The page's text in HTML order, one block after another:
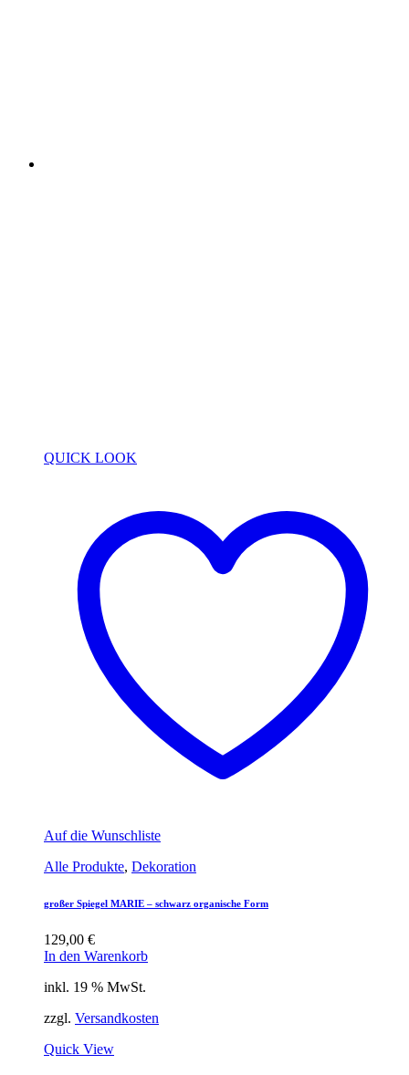
QUICK LOOK
Auf die Wunschliste
Alle Produkte, Dekoration
großer Spiegel MARIE – schwarz organische Form
129,00 €
In den Warenkorb
inkl. 19 % MwSt.
zzgl. Versandkosten
Quick View